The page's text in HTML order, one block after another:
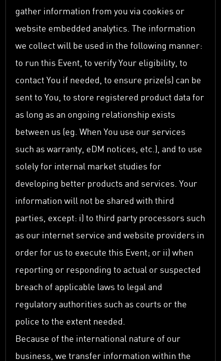
gather information from you via cookies or
website embedded analytics. The information
we collect will be used in the following manner:
to run this Event, to verify Your eligibility, to
contact You if needed, to ensure prize(s) can be
sent to You, to store registered product data for
as long as an ongoing relationship exists
between us (eg. When You use our services
such as warranty, eDM notices, etc.), and to use
solely for internal market studies for
developing better products and services. Your
information will not be shared with third
parties, except: i) to third party processors such
as our internet service and website providers in
order for us to execute this Event; or ii) when
reporting or responding to actual or suspected
breach of applicable laws to legal and
regulatory authorities such as courts or the
police to the extent needed.
Because of the international nature of our
business, we transfer information within the